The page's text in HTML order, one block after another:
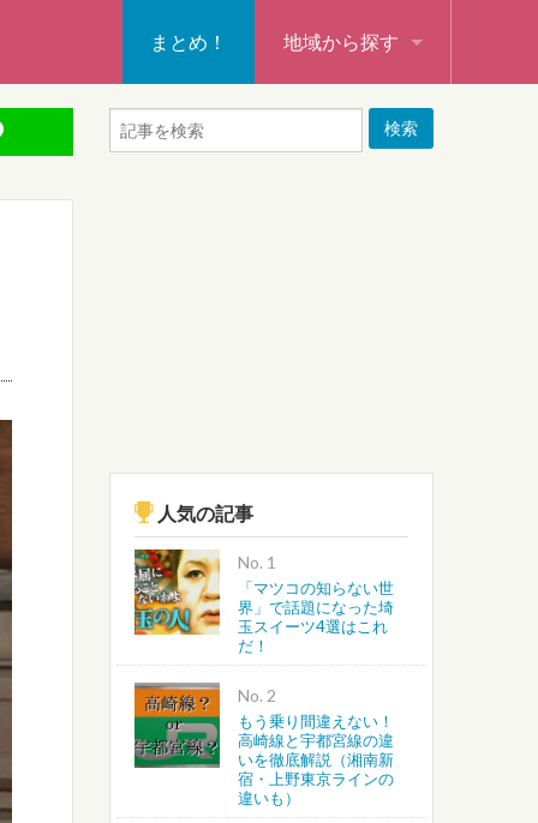
まとめ！ 地域から探す
秩父・飯能・秩父郡
新座・朝霞・戸田・和光
蕨・草加・八潮・三郷
越谷・春日部・吉川・北葛飾
上尾・桶川・北本・鴻巣・北
蓮田・白岡・久喜・幸手・南
人気の記事
No.
「マツコの知らない世
界」で話題になった埼
玉スイーツ4選はこれ
だ！
No.
もう乗り間違えない！
高崎線と宇都宮線の違
いを徹底解説（湘南新
宿・上野東京ラインの
違いも）